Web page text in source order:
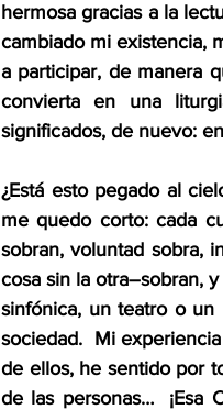
hermosa gracias a la
cambiado mi existencia,
a participar, de manera
convierta en una
significados, de nuevo:
¿Está esto pegado al
me quedo corto: cada
sobran, voluntad sobra,
cosa sin la otra–sobran,
sinfónica, un teatro o un
sociedad.  Mi
de ellos, he sentido por
de las personas…  ¡Esa